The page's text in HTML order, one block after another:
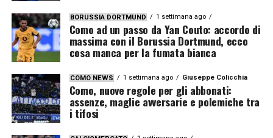
BORUSSIA DORTMUND 1 settimana ago
Como ad un passo da Yan Couto: accordo di
massima con il Borussia Dortmund, ecco
cosa manca per la fumata bianca
COMO NEWS 1 settimana ago Giuseppe Colicchia
Como, nuove regole per gli abbonati:
assenze, maglie avversarie e polemiche tra
i tifosi